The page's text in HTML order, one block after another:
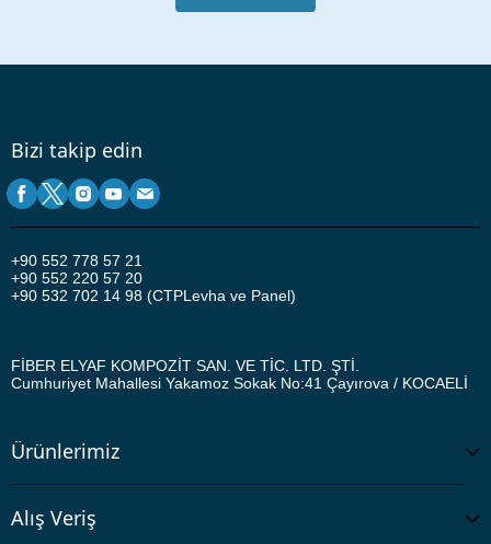
Bizi takip edin
+90 552 778 57 21
+90 552 220 57 20
+90 532 702 14 98 (CTPLevha ve Panel)
FİBER ELYAF KOMPOZİT SAN. VE TİC. LTD. ŞTİ.
Cumhuriyet Mahallesi Yakamoz Sokak No:41 Çayırova / KOCAELİ
Ürünlerimiz
Alış Veriş